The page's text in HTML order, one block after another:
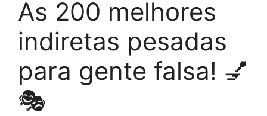
As 200 melhores
indiretas pesadas
para gente falsa! 💅
🎭